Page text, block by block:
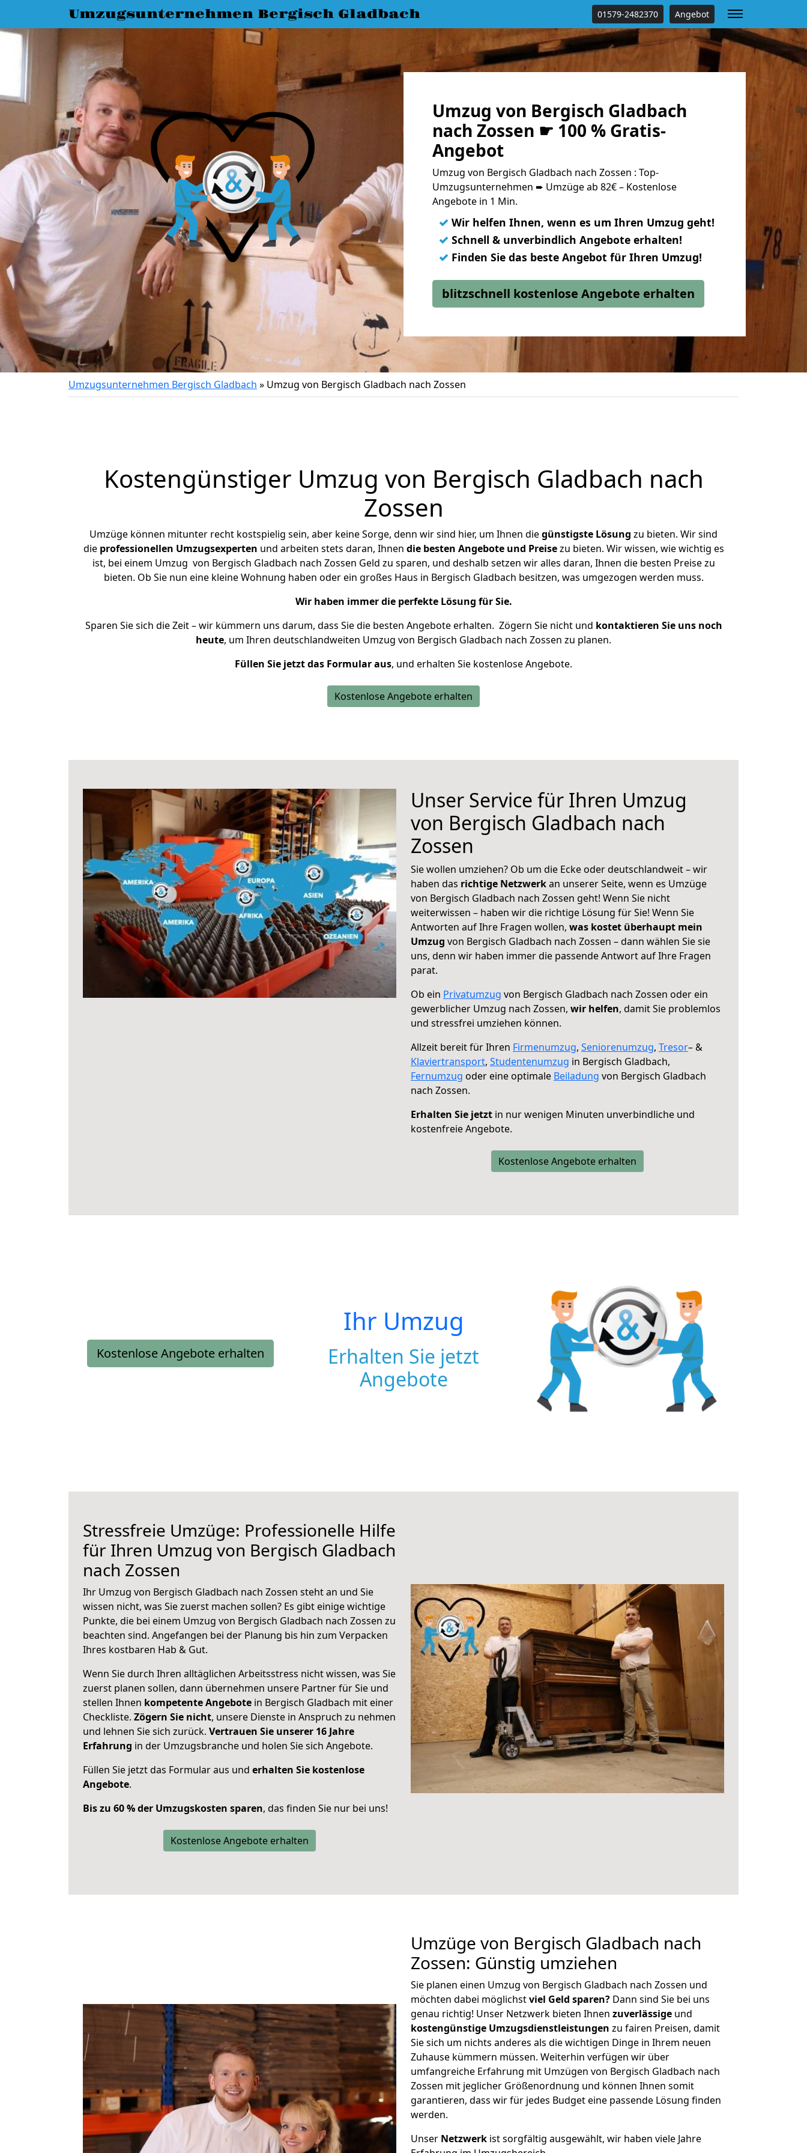
Umzugsunternehmen Bergisch Gladbach 01579-2482370 Angebot
Umzug von Bergisch Gladbach
nach Zossen ☛ 100 % Gratis-
Angebot
Umzug von Bergisch Gladbach nach Zossen : Top-
Umzugsunternehmen ➨ Umzüge ab 82€ – Kostenlose
Angebote in 1 Min.
✓ Wir helfen Ihnen, wenn es um Ihren Umzug geht!
✓ Schnell & unverbindlich Angebote erhalten!
✓ Finden Sie das beste Angebot für Ihren Umzug!
blitzschnell kostenlose Angebote erhalten
Umzugsunternehmen Bergisch Gladbach » Umzug von Bergisch Gladbach nach Zossen
Kostengünstiger Umzug von Bergisch Gladbach nach
Zossen
Umzüge können mitunter recht kostspielig sein, aber keine Sorge, denn wir sind hier, um Ihnen diegünstigste Lösung zu bieten. Wir sind
die professionellen Umzugsexperten und arbeiten stets daran, Ihnen die besten Angebote und Preisezu bieten. Wir wissen, wie wichtig es
ist, bei einem Umzug von Bergisch Gladbach nach Zossen Geld zu sparen, und deshalb setzen wir alles daran, Ihnen die besten Preise zu
bieten. Ob Sie nun eine kleine Wohnung haben oder ein großes Haus in Bergisch Gladbach besitzen, was umgezogen werden muss.
Wir haben immer die perfekte Lösung für Sie.
Sparen Sie sich die Zeit – wir kümmern uns darum, dass Sie die besten Angebote erhalten. Zögern Sie nicht und kontaktieren Sie uns noch
heute, um Ihren deutschlandweiten Umzug von Bergisch Gladbach nach Zossen zu planen.
Füllen Sie jetzt das Formular aus, und erhalten Sie kostenlose Angebote.
Kostenlose Angebote erhalten
Unser Service für Ihren Umzug
von Bergisch Gladbach nach
Zossen
Sie wollen umziehen? Ob um die Ecke oder deutschlandweit – wir
haben das richtige Netzwerkan unserer Seite, wenn es Umzüge
von Bergisch Gladbach nach Zossen geht! Wenn Sie nicht
weiterwissen – haben wir die richtige Lösung für Sie! Wenn Sie
Antworten auf Ihre Fragen wollen, was kostet überhaupt mein
Umzug von Bergisch Gladbach nach Zossen – dann wählen Sie sie
uns, denn wir haben immer die passende Antwort auf Ihre Fragen
parat.
Ob ein Privatumzug von Bergisch Gladbach nach Zossen oder ein
gewerblicher Umzug nach Zossen, wir helfen, damit Sie problemlos
und stressfrei umziehen können.
Allzeit bereit für Ihren Firmenumzug, Seniorenumzug, Tresor– &
Klaviertransport, Studentenumzug in Bergisch Gladbach,
Fernumzug oder eine optimale Beiladung von Bergisch Gladbach
nach Zossen.
Erhalten Sie jetzt in nur wenigen Minuten unverbindliche und
kostenfreie Angebote.
Kostenlose Angebote erhalten
Kostenlose Angebote erhalten
Ihr Umzug
Erhalten Sie jetzt
Angebote
Stressfreie Umzüge: Professionelle Hilfe
für Ihren Umzug von Bergisch Gladbach
nach Zossen
Ihr Umzug von Bergisch Gladbach nach Zossen steht an und Sie
wissen nicht, was Sie zuerst machen sollen? Es gibt einige wichtige
Punkte, die bei einem Umzug von Bergisch Gladbach nach Zossen zu
beachten sind. Angefangen bei der Planung bis hin zum Verpacken
Ihres kostbaren Hab & Gut.
Wenn Sie durch Ihren alltäglichen Arbeitsstress nicht wissen, was Sie
zuerst planen sollen, dann übernehmen unsere Partner für Sie und
stellen Ihnen kompetente Angebote in Bergisch Gladbach mit einer
Checkliste. Zögern Sie nicht, unsere Dienste in Anspruch zu nehmen
und lehnen Sie sich zurück. Vertrauen Sie unserer 16 Jahre
Erfahrung in der Umzugsbranche und holen Sie sich Angebote.
Füllen Sie jetzt das Formular aus und erhalten Sie kostenlose
Angebote.
Bis zu 60 % der Umzugskosten sparen, das finden Sie nur bei uns!
Kostenlose Angebote erhalten
Umzüge von Bergisch Gladbach nach
Zossen: Günstig umziehen
Sie planen einen Umzug von Bergisch Gladbach nach Zossen und
möchten dabei möglichstviel Geld sparen? Dann sind Sie bei uns
genau richtig! Unser Netzwerk bieten Ihnen zuverlässige und
kostengünstige Umzugsdienstleistungen zu fairen Preisen, damit
Sie sich um nichts anderes als die wichtigen Dinge in Ihrem neuen
Zuhause kümmern müssen. Weiterhin verfügen wir über
umfangreiche Erfahrung mit Umzügen von Bergisch Gladbach nach
Zossen mit jeglicher Größenordnung und können Ihnen somit
garantieren, dass wir für jedes Budget eine passende Lösung finden
werden.
Unser Netzwerk ist sorgfältig ausgewählt, wir haben viele Jahre